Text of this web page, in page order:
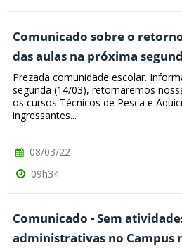
Comunicado sobre o
das aulas na próxima
Prezada comunidade escolar.
segunda (14/03), retornaremos
os cursos Técnicos de Pesca e
ingressantes...
08/03/22
09h34
Comunicado - Sem
administrativas no Campus